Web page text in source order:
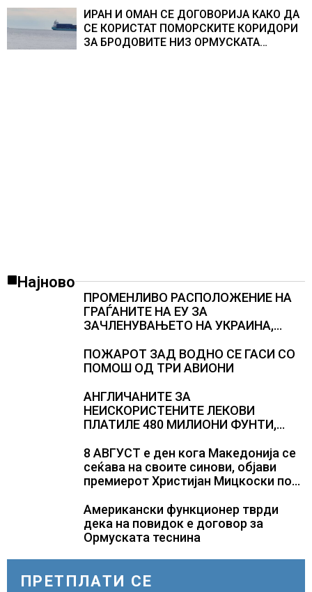
ИРАН И ОМАН СЕ ДОГОВОРИЈА КАКО ДА
СЕ КОРИСТАТ ПОМОРСКИТЕ КОРИДОРИ
ЗА БРОДОВИТЕ НИЗ ОРМУСКАТА
Најново
ПРОМЕНЛИВО РАСПОЛОЖЕНИЕ НА
ГРАЃАНИТЕ НА ЕУ ЗА
ЗАЧЛЕНУВАЊЕТО НА УКРАИНА,
Полска, Франција и Германија
ПОЖАРОТ ЗАД ВОДНО СЕ ГАСИ СО
ПОМОШ ОД ТРИ АВИОНИ
АНГЛИЧАНИТЕ ЗА
НЕИСКОРИСТЕНИТЕ ЛЕКОВИ
ПЛАТИЛЕ 480 МИЛИОНИ ФУНТИ,
само лекови што навистина им се
потребни
8 АВГУСТ е ден кога Македонија се
сеќава на своите синови, објави
премиерот Христијан Мицкоски по
загинувањето на десетмината
прилепски бранители
Американски функционер тврди
дека на повидок е договор за
Ормуската теснина
ПРЕТПЛАТИ СЕ